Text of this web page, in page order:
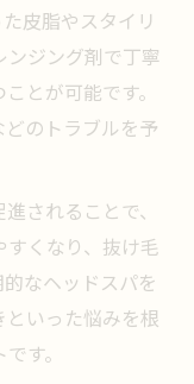
ッドスパの基
ービス内容を
スパの費用感
全対策と注意
活用法
皮ケアを両立
皮脂やスタイリ
ンジング剤で丁寧
とが可能です。
のトラブルを予
されることで、
くなり、抜け毛
なヘッドスパを
いった悩みを根
す。